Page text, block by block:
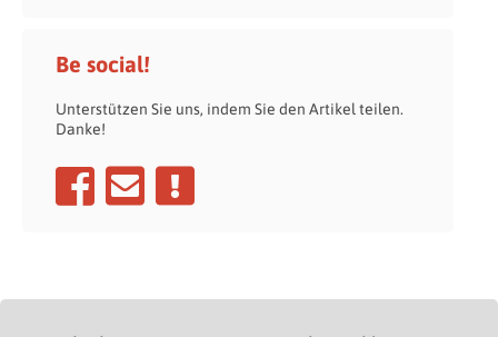
Be social!
Unterstützen Sie uns, indem Sie den Artikel teilen.
Danke!